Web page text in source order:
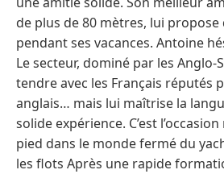
de plus de 80 mètres, lui
pendant ses vacances. Antoine
Le secteur, dominé par les Anglo-
tendre avec les Français réputés
anglais… mais lui maîtrise la
solide expérience. C’est
pied dans le monde fermé du
les flots Après une rapide